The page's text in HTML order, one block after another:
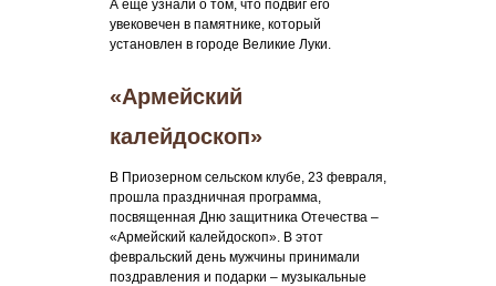
А еще узнали о том, что подвиг его
увековечен в памятнике, который
установлен в городе Великие Луки.
«Армейский
калейдоскоп»
В Приозерном сельском клубе, 23 февраля,
прошла праздничная программа,
посвященная Дню защитника Отечества –
«Армейский калейдоскоп». В этот
февральский день мужчины принимали
поздравления и подарки – музыкальные